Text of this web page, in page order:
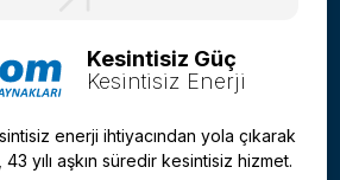
Kesintisiz Güç
Kesintisiz Enerji
enerji ihtiyacından yola çıkarak
yılı aşkın süredir kesintisiz hizmet.